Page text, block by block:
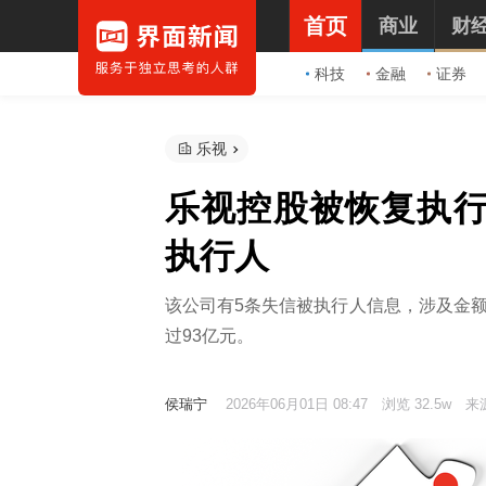
首页
科技 金融 证券
商业 财
乐视
乐视控股被恢复执
执行人
该公司有5条失信被执行人信息，涉及金
过93亿元。
侯瑞宁 2026年06月01日 08:47 浏览 32.5w 来